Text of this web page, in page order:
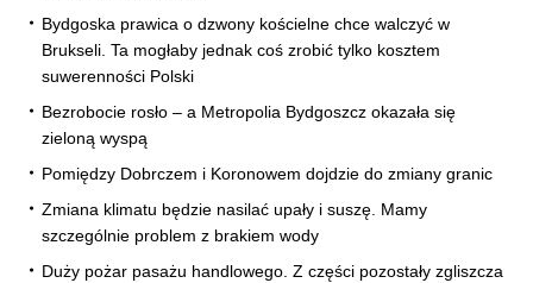
Bydgoska prawica o dzwony kościelne chce walczyć w
Brukseli. Ta mogłaby jednak coś zrobić tylko kosztem
suwerenności Polski
Bezrobocie rosło – a Metropolia Bydgoszcz okazała się
zieloną wyspą
Pomiędzy Dobrczem i Koronowem dojdzie do zmiany granic
Zmiana klimatu będzie nasilać upały i suszę. Mamy
szczególnie problem z brakiem wody
Duży pożar pasażu handlowego. Z części pozostały zgliszcza